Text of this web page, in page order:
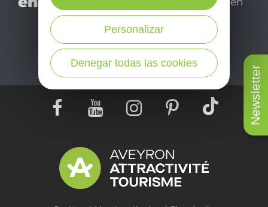
Newsletter
el Aveyron.
¡SUSCRÍBASE A NUESTRO NEWSLETTER
AQUÍ!
Denegar todas las cookies
Personalizar